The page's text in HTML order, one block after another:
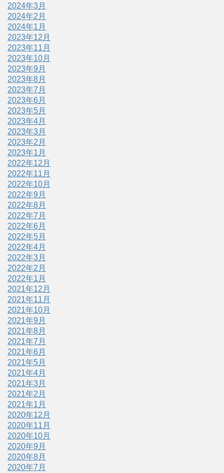
2024年3月
2024年2月
2024年1月
2023年12月
2023年11月
2023年10月
2023年9月
2023年8月
2023年7月
2023年6月
2023年5月
2023年4月
2023年3月
2023年2月
2023年1月
2022年12月
2022年11月
2022年10月
2022年9月
2022年8月
2022年7月
2022年6月
2022年5月
2022年4月
2022年3月
2022年2月
2022年1月
2021年12月
2021年11月
2021年10月
2021年9月
2021年8月
2021年7月
2021年6月
2021年5月
2021年4月
2021年3月
2021年2月
2021年1月
2020年12月
2020年11月
2020年10月
2020年9月
2020年8月
2020年7月